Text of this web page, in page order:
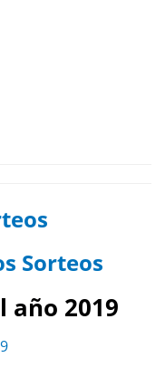
Sorteos
año 2019